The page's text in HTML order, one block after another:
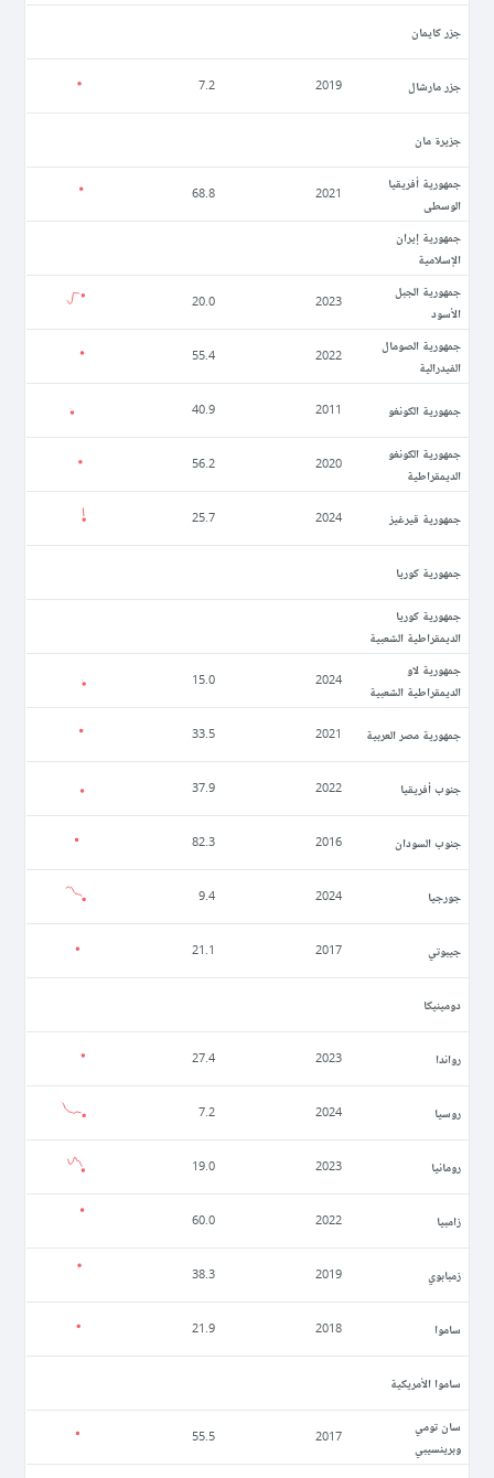
جزر كايمان
جزر مارشال 2019
7.2
جزيرة مان
جمهورية أفريقيا
الوسطى
2021
68.8
جمهورية إيران
الإسلامية
جمهورية الجبل
الأسود
2023
20.0
جمهورية الصومال
الفيدرالية
2022
55.4
جمهورية الكونغو 2011
40.9
جمهورية الكونغو
الديمقراطية
2020
56.2
جمهورية قيرغيز 2024
25.7
جمهورية كوريا
جمهورية كوريا
الديمقراطية الشعبية
جمهورية لاو
الديمقراطية الشعبية
2024
15.0
جمهورية مصر العربية 2021
33.5
جنوب أفريقيا 2022
37.9
جنوب السودان 2016
82.3
جورجيا 2024
9.4
جيبوتي 2017
21.1
دومينيكا
رواندا 2023
27.4
روسيا 2024
7.2
رومانيا 2023
19.0
زامبيا 2022
60.0
زمبابوي 2019
38.3
ساموا 2018
21.9
ساموا الأمريكية
سان تومي
وبرينسيبي
2017
55.5